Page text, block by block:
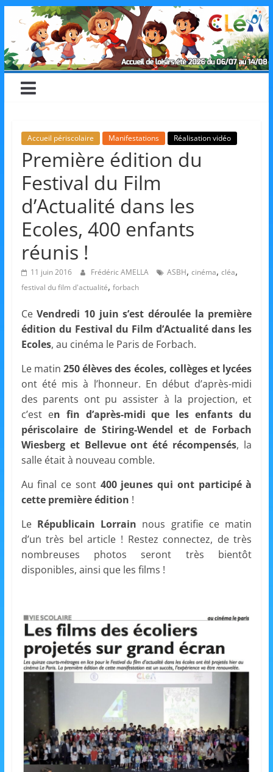
content
CLéA
–
pour
les
Loisirs,
l'éducation
et
l'Animation
–
Stiring-
Wendel
L
i
i
r
u
c
a
t
n
e
t
Accueil périscolaire Manifestations Réalisation vidéo
Première édition du
Festival du Film
d’Actualité dans les
Ecoles, 400 enfants
réunis !
11 juin 2016 Frédéric AMELLA ASBH, cinéma, cléa,
festival du film d'actualité, forbach
CeVendredi 10 juin s’est déroulée la première
édition du Festival du Film d’Actualité dans les
Ecoles, au cinéma le Paris de Forbach.
Le matin250 élèves des écoles, collèges et lycées
ont été mis à l’honneur. En début d’après-midi
des parents ont pu assister à la projection, et
c’est en fin d’après-midi que les enfants du
périscolaire de Stiring-Wendel et de Forbach
Wiesberg et Bellevue ont été récompensés, la
salle était à nouveau comble.
Au final ce sont 400 jeunes qui ont participé à
cette première édition !
Le Républicain Lorrain nous gratifie ce matin
d’un très bel article ! Restez connectez, de très
nombreuses photos seront très bientôt
disponibles, ainsi que les films !